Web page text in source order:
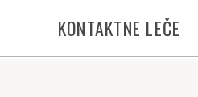
KONTAKTNE LEČE